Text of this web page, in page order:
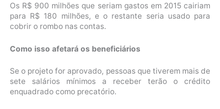
Os R$ 900 milhões que seriam gastos em 2015 cairiam
para R$ 180 milhões, e o restante seria usado para
cobrir o rombo nas contas.
Como isso afetará os beneficiários
Se o projeto for aprovado, pessoas que tiverem mais de
sete salários mínimos a receber terão o crédito
enquadrado como precatório.